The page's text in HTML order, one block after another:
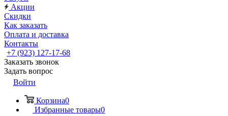
Акции
Скидки
Как заказать
Оплата и доставка
Контакты
+7 (923) 127-17-68
Заказать звонок
Задать вопрос
Войти
Корзина0
Избранные товары0